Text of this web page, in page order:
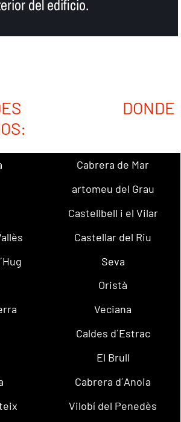
del edificio.
DONDE
Cabrera de Mar
artomeu del Grau
Castellbell i el Vilar
Castellar del Riu
Seva
Oristà
Veciana
Caldes d´Estrac
El Brull
Cabrera d´Anoia
Vilobí del Penedès